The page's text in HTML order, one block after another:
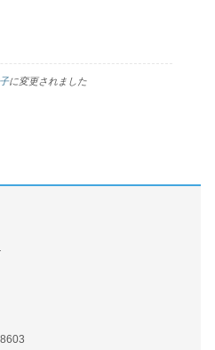
に変更されました